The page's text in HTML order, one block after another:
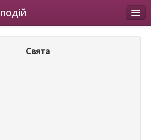
подій
Свята